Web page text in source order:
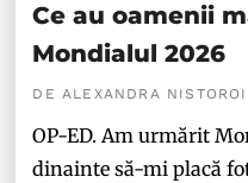
Ce au oamenii
Mondialul 2026
DE ALEXANDRA
OP-ED. Am urmărit
dinainte să-mi placă